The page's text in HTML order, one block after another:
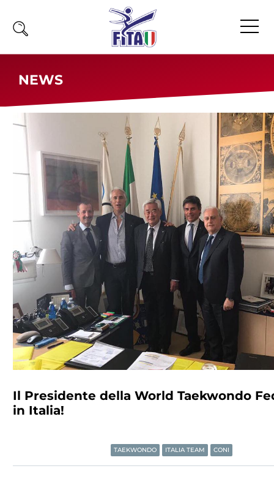
News
Olimpiadi
Atleti Combattimento
Atleti Poomsae e Freestyle
Atleti Parataekwondo
Competizioni
Tesseramento
Licenze WT
Formazione
Amministrazione
Salute
Rivista Olympic Dream
Mappa del sito
NEWS
Il Presidente della World Taekwondo
in Italia!
TAEKWONDO ITALIA TEAM CONI